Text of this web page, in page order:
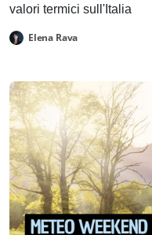
valori termici sull'Italia
Elena Rava